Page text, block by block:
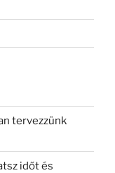
tervezzünk
időt és